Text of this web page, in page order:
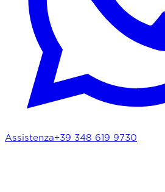
Assistenza+39 348 619 9730